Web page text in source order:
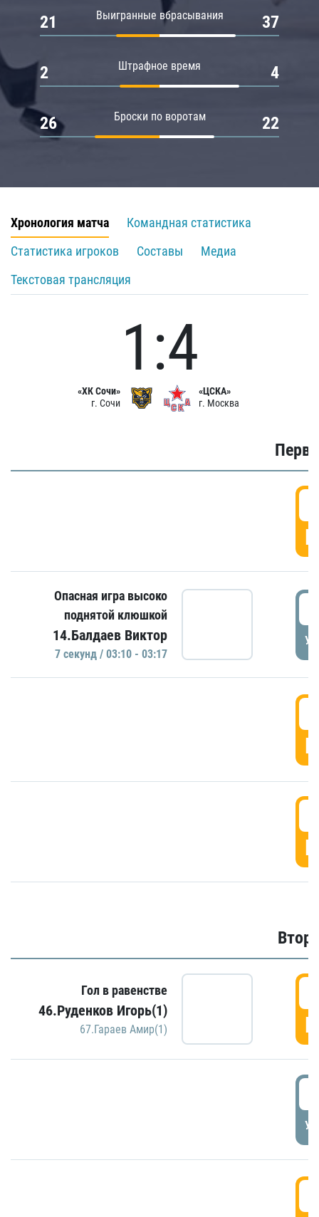
Выигранные вбрасывания
21 37
Штрафное время
2 4
Броски по воротам
26 22
Хронология матча
Командная статистика
Статистика игроков
Составы
Медиа
Текстовая трансляция
«ХК Сочи»
г. Сочи
1:4
«ЦСКА»
г. Москва
Опасная игра высоко
поднятой клюшкой
14.Балдаев Виктор
7 секунд / 03:10 - 03:17
Гол в равенстве
46.Руденков Игорь(1)
67.Гараев Амир(1)